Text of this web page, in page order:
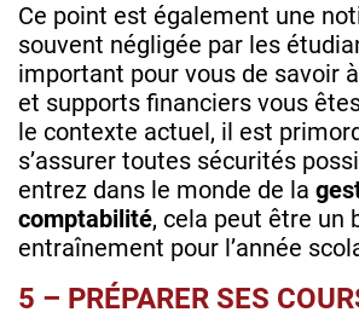
Ce point est également une
souvent négligée par les
important pour vous de savoir
et supports financiers vous
le contexte actuel, il est
s’assurer toutes sécurités
entrez dans le monde de la
comptabilité, cela peut être un
entraînement pour l’année
5 – PRÉPARER SES